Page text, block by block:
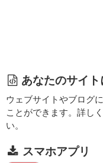
あなたのサイ
ウェブサイトやブログ
ことができます。詳し
い。
スマホアプリ